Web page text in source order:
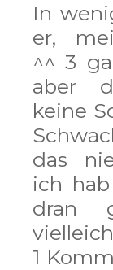
In
er,
^^ 3
aber
keine
das
ich
dran
1